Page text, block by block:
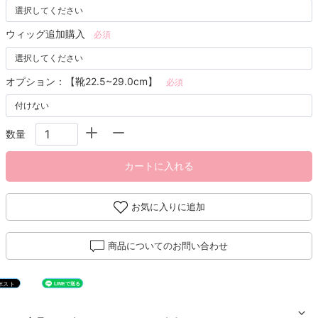
ウィッグ追加購入 必須
オプション：【靴22.5~29.0cm】 必須
数量
カートに入れる
お気に入りに追加
商品についてのお問い合わせ